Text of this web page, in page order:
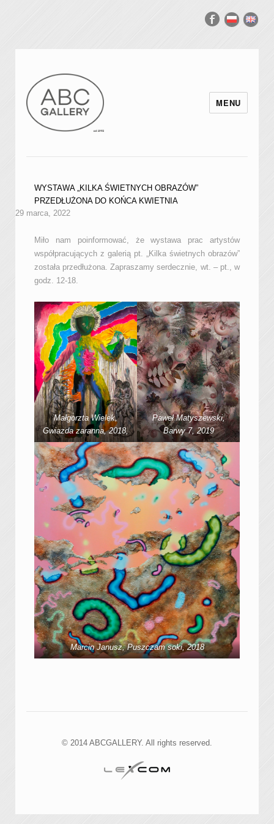
MENU
WYSTAWA „KILKA ŚWIETNYCH OBRAZÓW”
PRZEDŁUŻONA DO KOŃCA KWIETNIA
29 marca, 2022
Miło nam poinformować, że wystawa prac artystów
współpracujących z galerią pt. „Kilka świetnych obrazów”
została przedłużona. Zapraszamy serdecznie, wt. – pt., w
godz. 12-18.
Małgorzta Wielek,
Gwiazda zaranna, 2018,
Paweł Matyszewski,
Barwy 7, 2019
Marcin Janusz, Puszczam soki, 2018
© 2014 ABCGALLERY. All rights reserved.